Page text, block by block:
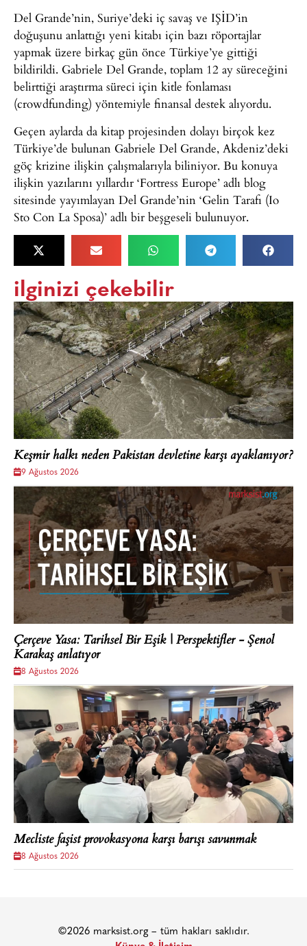
Del Grande’nin, Suriye’deki iç savaş ve IŞİD’in
doğuşunu anlattığı yeni kitabı için bazı röportajlar
yapmak üzere birkaç gün önce Türkiye’ye gittiği
bildirildi. Gabriele Del Grande, toplam 12 ay süreceğini
belirttiği araştırma süreci için kitle fonlaması
(crowdfunding) yöntemiyle finansal destek alıyordu.
Geçen aylarda da kitap projesinden dolayı birçok kez
Türkiye’de bulunan Gabriele Del Grande, Akdeniz’deki
göç krizine ilişkin çalışmalarıyla biliniyor. Bu konuya
ilişkin yazılarını yıllardır ‘Fortress Europe’ adlı blog
sitesinde yayımlayan Del Grande’nin ‘Gelin Tarafı (Io
Sto Con La Sposa)’ adlı bir beşgeseli bulunuyor.
ilginizi çekebilir
Keşmir halkı neden Pakistan devletine karşı ayaklanıyor?
9 Ağustos 2026
Çerçeve Yasa: Tarihsel Bir Eşik | Perspektifler - Şenol
Karakaş anlatıyor
8 Ağustos 2026
Mecliste faşist provokasyona karşı barışı savunmak
8 Ağustos 2026
©2026 marksist.org – tüm hakları saklıdır.